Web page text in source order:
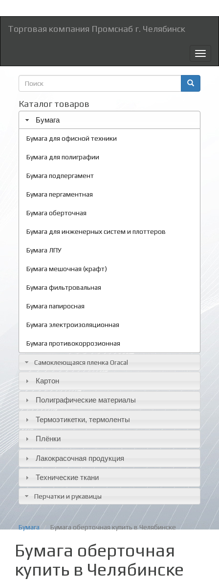
Торговая компания Промснаб г. Челябинск
Форма
поиска
Каталог товаров
Бумага
Бумага для офисной техники
Бумага для полиграфии
Бумага подпергамент
Бумага пергаментная
Бумага оберточная
Бумага для инженерных систем и плоттеров
Бумага ЛПУ
Бумага мешочная (крафт)
Бумага фильтровальная
Бумага папиросная
Бумага электроизоляционная
Бумага противокоррозионная
Самоклеющаяся пленка Oracal
Картон
Полиграфические материалы
Термоэтикетки, термоленты
Плёнки
Лакокрасочная продукция
Технические ткани
Перчатки и рукавицы
Бумага Бумага оберточная купить в Челябинске
Бумага оберточная
купить в Челябинске